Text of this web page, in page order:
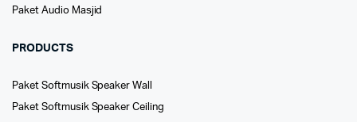
Paket Audio Masjid
PRODUCTS
Paket Softmusik Speaker Wall
Paket Softmusik Speaker Ceiling